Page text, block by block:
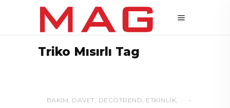
Triko Mısırlı Tag
BAKIM, DAVET, DECOTREND, ETKINLIK,